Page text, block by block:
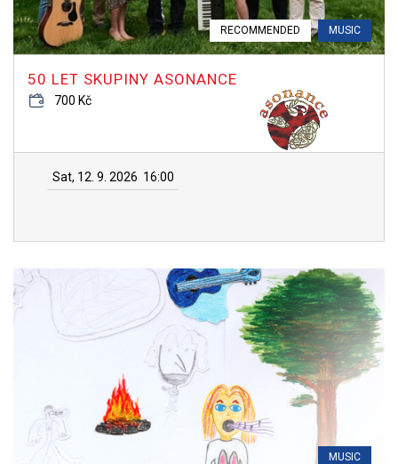
RECOMMENDED MUSIC
50 LET SKUPINY ASONANCE
700 Kč
Sat, 12. 9. 2026 16:00
MUSIC